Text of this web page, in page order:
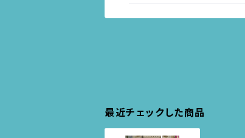
最近チェックした商品